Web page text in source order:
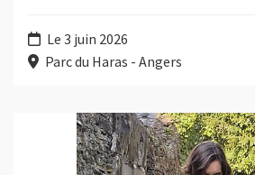
Le 3 juin 2026
Parc du Haras - Angers
Plus d'information sur l'évènement :